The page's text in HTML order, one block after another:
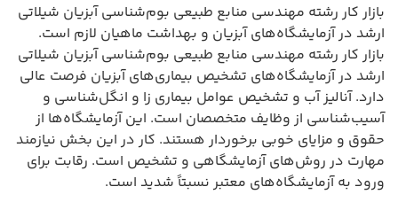
بازار کار رشته مهندسی منابع طبیعی بوم‌شناسی آبزیان شیلاتی
ارشد در آزمایشگاه‌های آبزیان و بهداشت ماهیان لازم است.
بازار کار رشته مهندسی منابع طبیعی بوم‌شناسی آبزیان شیلاتی
ارشد در آزمایشگاه‌های تشخیص بیماری‌های آبزیان فرصت عالی
دارد. آنالیز آب و تشخیص عوامل بیماری زا و انگل‌شناسی و
آسیب‌شناسی از وظایف متخصصان است. این آزمایشگاه‌ها از
حقوق و مزایای خوبی برخوردار هستند. کار در این بخش نیازمند
مهارت در روش‌های آزمایشگاهی و تشخیص است. رقابت برای
ورود به آزمایشگاه‌های معتبر نسبتاً شدید است.